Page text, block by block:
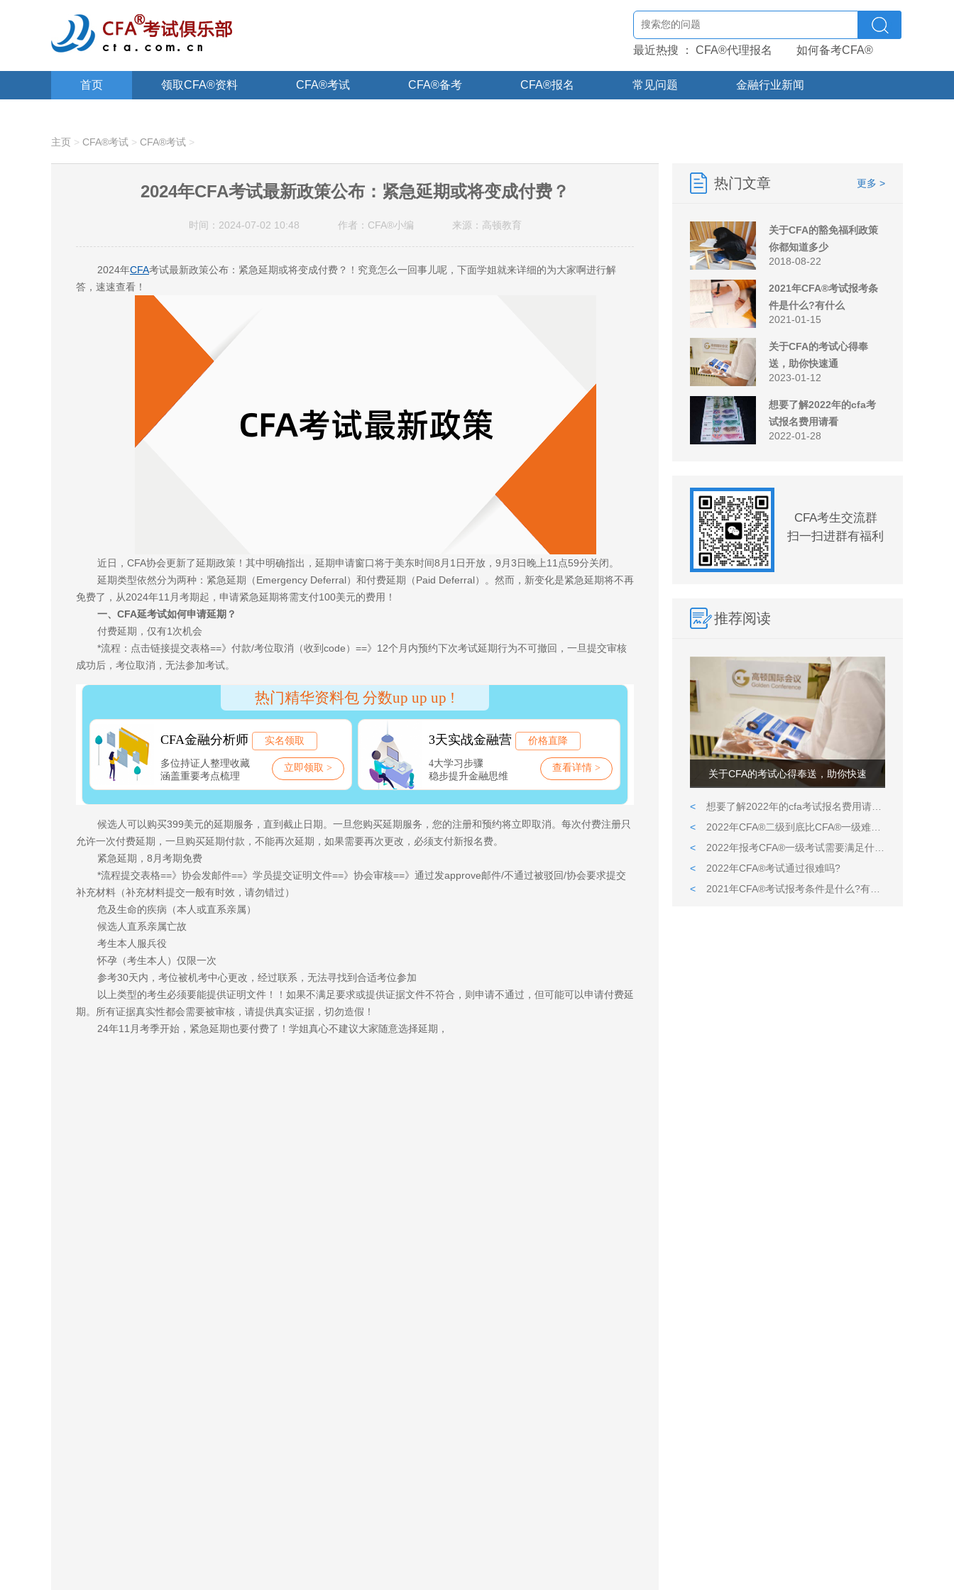
最近热搜 ： CFA®代理报名 如何备考CFA®
首页 领取CFA®资料 CFA®考试 CFA®备考 CFA®报名 常见问题 金融行业新闻
主页 > CFA®考试 > CFA®考试 >
2024年CFA考试最新政策公布：紧急延期或将变成付费？
时间：2024-07-02 10:48 作者：CFA®小编 来源：高顿教育
2024年CFA考试最新政策公布：紧急延期或将变成付费？！究竟怎么一回事儿呢，下面学姐就来详细的为大家啊进行解
答，速速查看！
近日，CFA协会更新了延期政策！其中明确指出，延期申请窗口将于美东时间8月1日开放，9月3日晚上11点59分关闭。
延期类型依然分为两种：紧急延期（Emergency Deferral）和付费延期（Paid Deferral）。然而，新变化是紧急延期将不再
免费了，从2024年11月考期起，申请紧急延期将需支付100美元的费用！
一、CFA延考试如何申请延期？
付费延期，仅有1次机会
*流程：点击链接提交表格==》付款/考位取消（收到code）==》12个月内预约下次考试延期行为不可撤回，一旦提交审核
成功后，考位取消，无法参加考试。
候选人可以购买399美元的延期服务，直到截止日期。一旦您购买延期服务，您的注册和预约将立即取消。每次付费注册只
允许一次付费延期，一旦购买延期付款，不能再次延期，如果需要再次更改，必须支付新报名费。
紧急延期，8月考期免费
*流程提交表格==》协会发邮件==》学员提交证明文件==》协会审核==》通过发approve邮件/不通过被驳回/协会要求提交
补充材料（补充材料提交一般有时效，请勿错过）
危及生命的疾病（本人或直系亲属）
候选人直系亲属亡故
考生本人服兵役
怀孕（考生本人）仅限一次
参考30天内，考位被机考中心更改，经过联系，无法寻找到合适考位参加
以上类型的考生必须要能提供证明文件！！如果不满足要求或提供证据文件不符合，则申请不通过，但可能可以申请付费延
期。所有证据真实性都会需要被审核，请提供真实证据，切勿造假！
24年11月考季开始，紧急延期也要付费了！学姐真心不建议大家随意选择延期，
更多 >
热门文章
关于CFA的豁免福利政策
你都知道多少
2018-08-22
2021年CFA®考试报考条
件是什么?有什么
2021-01-15
关于CFA的考试心得奉
送，助你快速通
2023-01-12
想要了解2022年的cfa考
试报名费用请看
2022-01-28
CFA考生交流群
扫一扫进群有福利
推荐阅读
关于CFA的考试心得奉送，助你快速
<
想要了解2022年的cfa考试报名费用请看这里
<
2022年CFA®二级到底比CFA®一级难在哪儿?
<
2022年报考CFA®一级考试需要满足什么条件?
<
2022年CFA®考试通过很难吗?
<
2021年CFA®考试报考条件是什么?有什么限定吗?